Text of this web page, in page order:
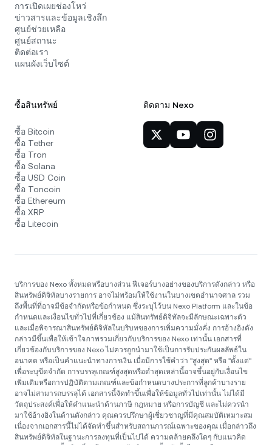
การเปิดเผยช่องโหว่
ข่าวสารและข้อมูลเชิงลึก
ศูนย์ช่วยเหลือ
ศูนย์สถานะ
ติดต่อเรา
แผนผังเว็บไซต์
ซื้อสินทรัพย์
ซื้อ Bitcoin
ซื้อ Tether
ซื้อ Tron
ซื้อ Solana
ซื้อ USD Coin
ซื้อ Toncoin
ซื้อ Ethereum
ซื้อ XRP
ซื้อ Litecoin
ติดตาม Nexo
บริการของ Nexo ทั้งหมดหรือบางส่วน ฟีเจอร์บางอย่างของบริการดังกล่าว หรือ
สินทรัพย์ดิจิทัลบางรายการ อาจไม่พร้อมให้ใช้งานในบางเขตอำนาจศาล รวม
ถึงพื้นที่ที่อาจมีข้อจำกัดหรือข้อกำหนด ซึ่งระบุไว้บน Nexo Platform และในข้อ
กำหนดและเงื่อนไขทั่วไปที่เกี่ยวข้อง แม้สินทรัพย์ดิจิทัลจะมีลักษณะเฉพาะตัว
และเมื่อพิจารณาสินทรัพย์ดิจิทัลในบริบทของการเพิ่มความมั่งคั่ง การอ้างอิงดัง
กล่าวมีขึ้นเพื่อให้เข้าใจภาพรวมเกี่ยวกับบริการของ Nexo เท่านั้น เอกสารที่
เกี่ยวข้องกับบริการของ Nexo ไม่ควรถูกนำมาใช้เป็นการรับประกันผลลัพธ์ใน
อนาคต หรือเป็นคำแนะนำทางการเงิน เมื่อมีการใช้คำว่า "สูงสุด" หรือ "ตั้งแต่"
เพื่อระบุขีดจำกัด การบรรลุเกณฑ์สูงสุดหรือต่ำสุดเหล่านี้อาจขึ้นอยู่กับเงื่อนไข
เพิ่มเติมหรือการปฏิบัติตามเกณฑ์และข้อกำหนดบางประการที่ลูกค้าบางราย
อาจไม่สามารถบรรลุได้ เอกสารนี้จัดทำขึ้นเพื่อให้ข้อมูลทั่วไปเท่านั้น ไม่ได้มี
วัตถุประสงค์เพื่อให้คำแนะนำด้านภาษี กฎหมาย หรือการบัญชี และไม่ควรนำ
มาใช้อ้างอิงในด้านดังกล่าว คุณควรปรึกษาผู้เชี่ยวชาญที่มีคุณสมบัติเหมาะสม
เนื่องจากเอกสารนี้ไม่ได้จัดทำขึ้นสำหรับสถานการณ์เฉพาะของคุณ เมื่อกล่าวถึง
สินทรัพย์ดิจิทัลในฐานะการลงทุนที่เป็นไปได้ ความคล้ายคลึงใดๆ กับแนวคิด